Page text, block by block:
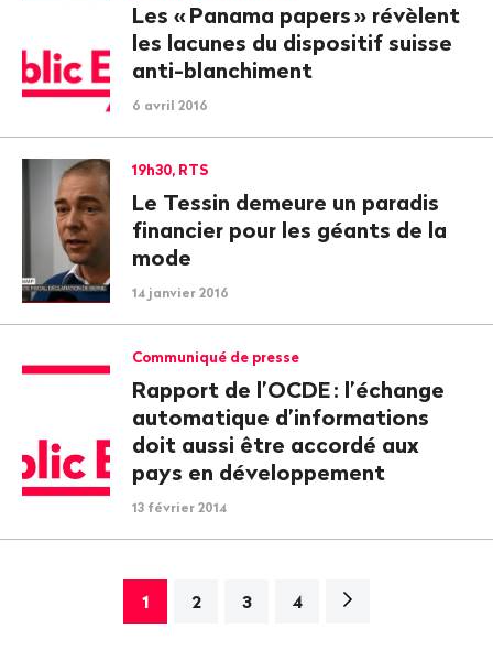
Les «Panama papers» révèlent
les lacunes du dispositif suisse
anti-blanchiment
6 avril 2016
19h30, RTS
Le Tessin demeure un paradis
financier pour les géants de la
mode
14 janvier 2016
Communiqué de presse
Rapport de l’OCDE: l’échange
automatique d’informations
doit aussi être accordé aux
pays en développement
13 février 2014
1 2 3 4
Page